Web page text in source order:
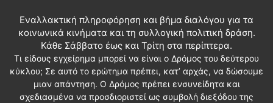
Εναλλακτική πληροφόρηση και βήμα διαλόγου για τα
κοινωνικά κινήματα και τη συλλογική πολιτική δράση.
Κάθε Σάββατο έως και Τρίτη στα περίπτερα.
Τι είδους εγχείρημα μπορεί να είναι ο Δρόμος του δεύτερου
κύκλου; Σε αυτό το ερώτημα πρέπει, κατ’ αρχάς, να δώσουμε
μιαν απάντηση. Ο Δρόμος πρέπει ενσυνείδητα και
σχεδιασμένα να προσδιοριστεί ως συμβολή διεξόδου της